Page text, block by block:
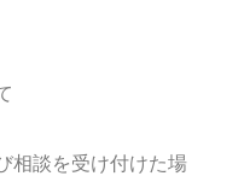
相談を受け付けた場